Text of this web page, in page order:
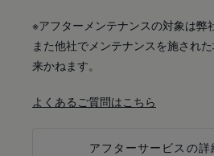
※アフターメンテナンスの対象は弊
また他社でメンテナンスを施され
来かねます。
よくあるご質問はこちら
アフターサービスの詳